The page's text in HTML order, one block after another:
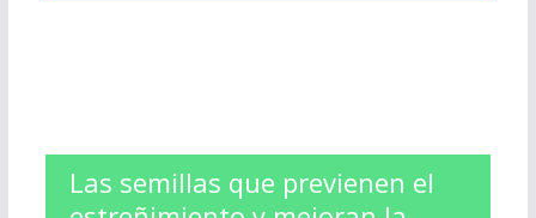
Las semillas que previenen el